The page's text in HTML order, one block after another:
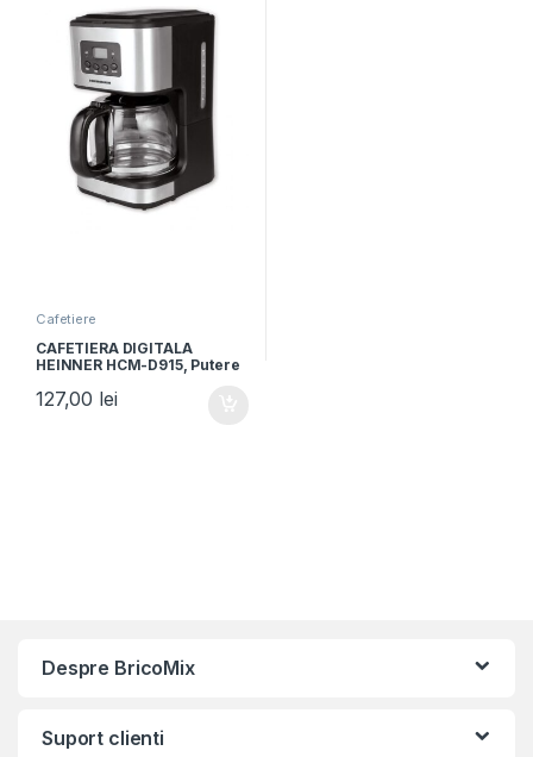
Cafetiere
CAFETIERA DIGITALA
HEINNER HCM-D915, Putere
Timer, LCD, Negru-Inox
127,00 lei
Despre BricoMix
Suport clienti